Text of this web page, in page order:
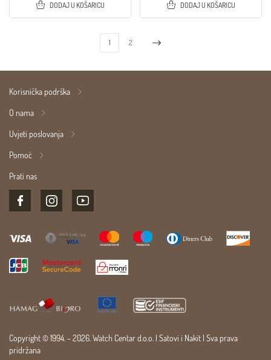
DODAJ U KOŠARICU DODAJ U KOŠARICU
1 2
Korisnička podrška
O nama
Uvjeti poslovanja
Pomoć
Prati nas
Copyright © 1994. - 2026. Watch Centar d.o.o. | Satovi i Nakit | Sva prava
pridržana